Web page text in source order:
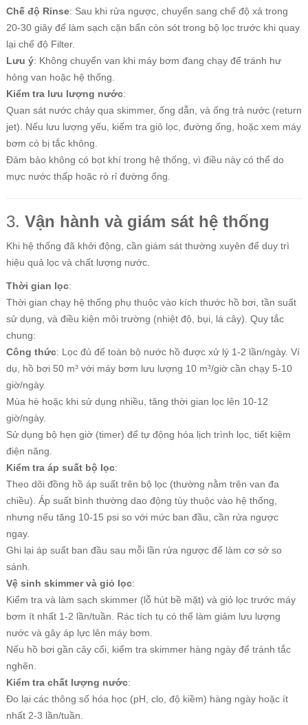
Chế độ Rinse: Sau khi rửa ngược, chuyển sang chế độ xả trong
20-30 giây để làm sạch cặn bẩn còn sót trong bộ lọc trước khi quay
lại chế độ Filter.
Lưu ý: Không chuyển van khi máy bơm đang chạy để tránh hư
hỏng van hoặc hệ thống.
Kiểm tra lưu lượng nước:
Quan sát nước chảy qua skimmer, ống dẫn, và ống trả nước (return
jet). Nếu lưu lượng yếu, kiểm tra giỏ lọc, đường ống, hoặc xem máy
bơm có bị tắc không.
Đảm bảo không có bọt khí trong hệ thống, vì điều này có thể do
mực nước thấp hoặc rò rỉ đường ống.
3. Vận hành và giám sát hệ thống
Khi hệ thống đã khởi động, cần giám sát thường xuyên để duy trì
hiệu quả lọc và chất lượng nước.
Thời gian lọc:
Thời gian chạy hệ thống phụ thuộc vào kích thước hồ bơi, tần suất
sử dụng, và điều kiện môi trường (nhiệt độ, bụi, lá cây). Quy tắc
chung:
Công thức: Lọc đủ để toàn bộ nước hồ được xử lý 1-2 lần/ngày. Ví
dụ, hồ bơi 50 m³ với máy bơm lưu lượng 10 m³/giờ cần chạy 5-10
giờ/ngày.
Mùa hè hoặc khi sử dụng nhiều, tăng thời gian lọc lên 10-12
giờ/ngày.
Sử dụng bộ hẹn giờ (timer) để tự động hóa lịch trình lọc, tiết kiệm
điện năng.
Kiểm tra áp suất bộ lọc:
Theo dõi đồng hồ áp suất trên bộ lọc (thường nằm trên van đa
chiều). Áp suất bình thường dao động tùy thuộc vào hệ thống,
nhưng nếu tăng 10-15 psi so với mức ban đầu, cần rửa ngược
ngay.
Ghi lại áp suất ban đầu sau mỗi lần rửa ngược để làm cơ sở so
sánh.
Vệ sinh skimmer và giỏ lọc:
Kiểm tra và làm sạch skimmer (lỗ hút bề mặt) và giỏ lọc trước máy
bơm ít nhất 1-2 lần/tuần. Rác tích tụ có thể làm giảm lưu lượng
nước và gây áp lực lên máy bơm.
Nếu hồ bơi gần cây cối, kiểm tra skimmer hàng ngày để tránh tắc
nghẽn.
Kiểm tra chất lượng nước:
Đo lại các thông số hóa học (pH, clo, độ kiềm) hàng ngày hoặc ít
nhất 2-3 lần/tuần.